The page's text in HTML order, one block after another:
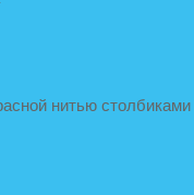
нитью